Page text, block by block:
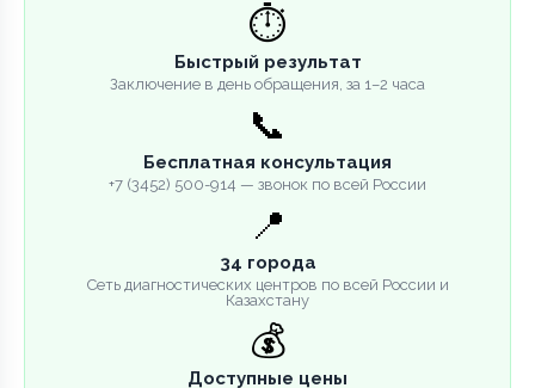
⏱️
Быстрый результат
Заключение в день обращения, за 1–2 часа
📞
Бесплатная консультация
+7 (3452) 500-914 — звонок по всей России
📍
34 города
Сеть диагностических центров по всей России и
Казахстану
💰
Доступные цены